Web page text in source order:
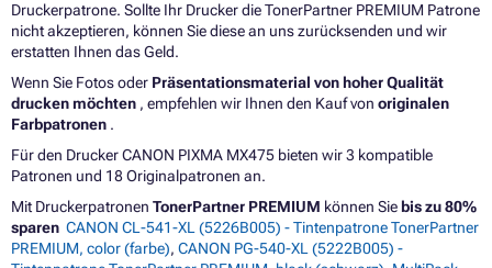
Druckerpatrone. Sollte Ihr Drucker die TonerPartner PREMIUM Patrone
nicht akzeptieren, können Sie diese an uns zurücksenden und wir
erstatten Ihnen das Geld.
Wenn Sie Fotos oder Präsentationsmaterial von hoher Qualität
drucken möchten , empfehlen wir Ihnen den Kauf von originalen
Farbpatronen .
Für den Drucker CANON PIXMA MX475 bieten wir 3 kompatible
Patronen und 18 Originalpatronen an.
Mit Druckerpatronen TonerPartner PREMIUM können Sie bis zu 80%
sparen CANON CL-541-XL (5226B005) - Tintenpatrone TonerPartner
PREMIUM, color (farbe), CANON PG-540-XL (5222B005) -